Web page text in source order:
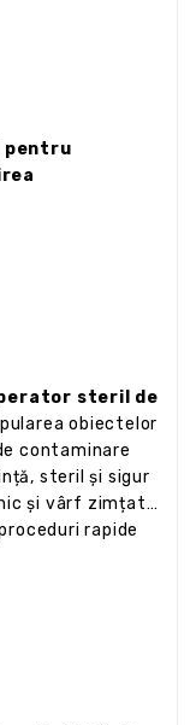
pentru
steril de
obiectelor
contaminare
steril și sigur
și vârf zimțat
rapide